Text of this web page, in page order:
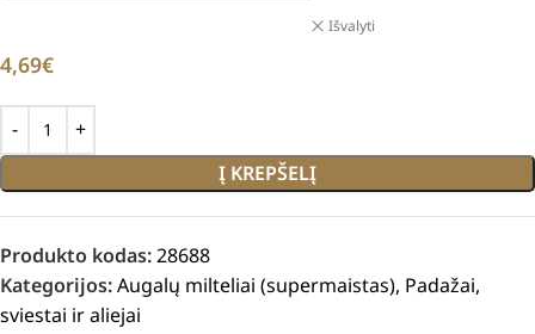
Išvalyti
4,69€
Į KREPŠELĮ
Produkto kodas:28688
Kategorijos:Augalų milteliai (supermaistas), Padažai,
sviestai ir aliejai